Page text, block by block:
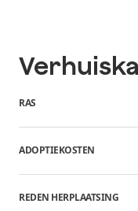
RAS
ADOPTIEKOSTEN
REDEN HERPLAATSING